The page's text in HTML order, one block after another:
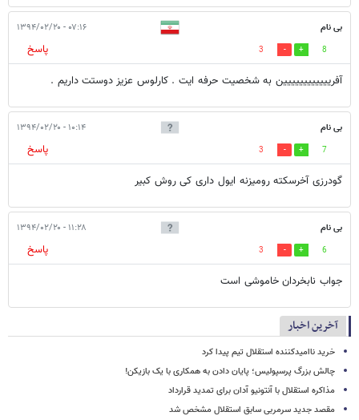
بی نام ۰۷:۱۶ - ۱۳۹۴/۰۲/۲۰
8
3
پاسخ
آفریییییییییییین به شخصیت حرفه ایت . کارلوس عزیز دوستت داریم .
بی نام ۱۰:۱۴ - ۱۳۹۴/۰۲/۲۰
7
3
پاسخ
گودرزی آخرسکته رومیزنه ایول داری کی روش کبیر
بی نام ۱۱:۲۸ - ۱۳۹۴/۰۲/۲۰
6
3
پاسخ
جواب نابخردان خاموشی است
آخرین اخبار
خرید ناامیدکننده استقلال تیم پیدا کرد
چالش بزرگ پرسپولیس؛ پایان دادن به همکاری با یک بازیکن!
مذاکره استقلال با آنتونیو آدان برای تمدید قرارداد
مقصد جدید سرمربی سابق استقلال مشخص شد